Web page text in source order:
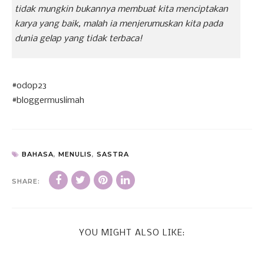
tidak mungkin bukannya membuat kita menciptakan
karya yang baik, malah ia menjerumuskan kita pada
dunia gelap yang tidak terbaca!
#odop23
#bloggermuslimah
BAHASA, MENULIS, SASTRA
SHARE:
YOU MIGHT ALSO LIKE: